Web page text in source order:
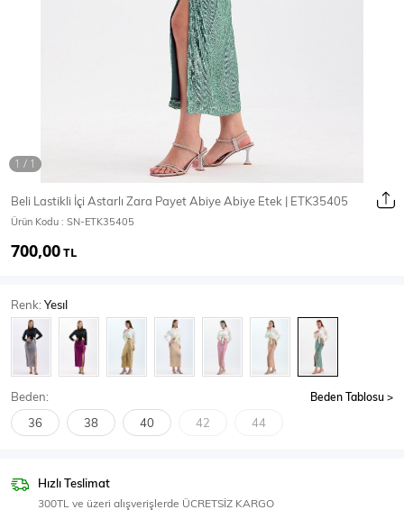
Mont & Kaban Yağmurluk
T-Shirt
Body Atlet Crop & Büstiyer
SPOR GİYİM
Beli Lastikli İçi Astarlı Zara Payet Abiye Abiye Etek | ETK35405
Ürün Kodu : SN-ETK35405
700,00TL
Renk:Yesıl
Beden: Beden Tablosu
36 38 40 42 44
Hızlı Teslimat
300TL ve üzeri alışverişlerde ÜCRETSİZ KARGO